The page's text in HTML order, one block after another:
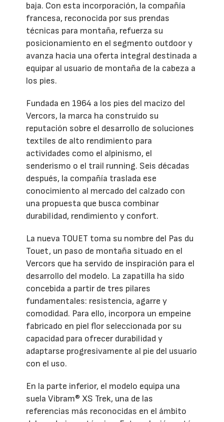
baja. Con esta incorporación, la compañía
francesa, reconocida por sus prendas
técnicas para montaña, refuerza su
posicionamiento en el segmento outdoor y
avanza hacia una oferta integral destinada a
equipar al usuario de montaña de la cabeza a
los pies.
Fundada en 1964 a los pies del macizo del
Vercors, la marca ha construido su
reputación sobre el desarrollo de soluciones
textiles de alto rendimiento para
actividades como el alpinismo, el
senderismo o el trail running. Seis décadas
después, la compañía traslada ese
conocimiento al mercado del calzado con
una propuesta que busca combinar
durabilidad, rendimiento y confort.
La nueva TOUET toma su nombre del Pas du
Touet, un paso de montaña situado en el
Vercors que ha servido de inspiración para el
desarrollo del modelo. La zapatilla ha sido
concebida a partir de tres pilares
fundamentales: resistencia, agarre y
comodidad. Para ello, incorpora un empeine
fabricado en piel flor seleccionada por su
capacidad para ofrecer durabilidad y
adaptarse progresivamente al pie del usuario
con el uso.
En la parte inferior, el modelo equipa una
suela Vibram® XS Trek, una de las
referencias más reconocidas en el ámbito